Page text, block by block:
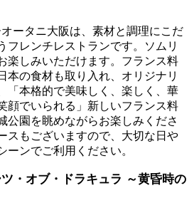
ータニ大阪は、素材と調理にこだ
フレンチレストランです。ソムリ
楽しみいただけます。フランス料
本の食材も取り入れ、オリジナリ
「本格的で美味しく、楽しく、華
顔でいられる」新しいフランス料
公園を眺めながらお楽しみくださ
スもございますので、大切な日や
ーンでご利用ください。
ツ・オブ・ドラキュラ ～黄昏時の